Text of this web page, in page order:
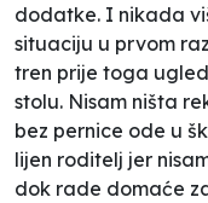
dodatke. I nikada
situaciju u prvom
tren prije toga
stolu. Nisam ništa
bez pernice ode u
lijen roditelj jer
dok rade domaće